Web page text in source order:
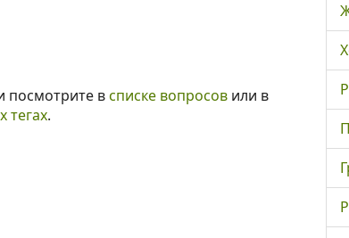
посмотрите всписке вопросов или в
тегах.